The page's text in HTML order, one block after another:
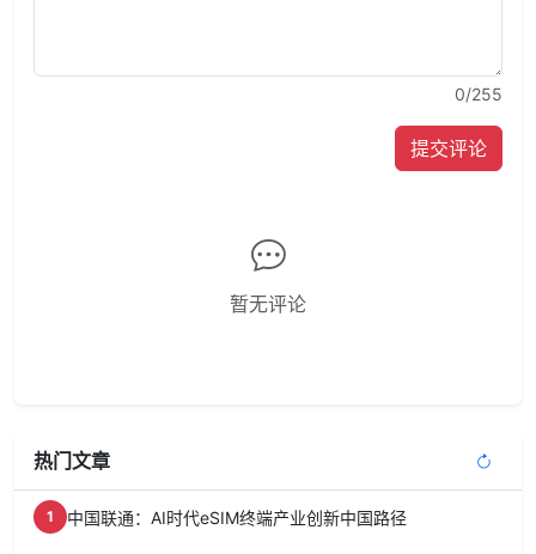
0/255
提交评论
暂无评论
热门文章
1 中国联通：AI时代eSIM终端产业创新中国路径